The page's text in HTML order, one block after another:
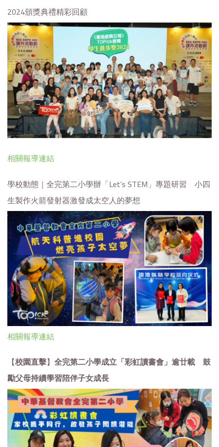
2024頒獎典禮精彩回顧
相關報導連結
學校動態｜全完第二小學辦「Let’s STEM」專題研習 小四
生製作火箭發射器激發成太空人的夢想
相關報導連結
【校園直擊】 全完第二小學成立「彩虹讀書會」逾廿載 鼓
勵父母持續學習陪伴子女成長